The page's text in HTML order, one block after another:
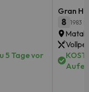
5 Tage vor
Gran
8 1983